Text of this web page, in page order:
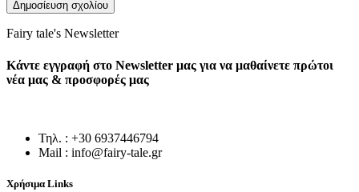
Fairy tale's Newsletter
Κάντε εγγραφή στο Newsletter μας για να μαθαίνετε πρώτοι
νέα μας & προσφορές μας
Τηλ. : +30 6937446794
Mail : info@fairy-tale.gr
Χρήσιμα Links